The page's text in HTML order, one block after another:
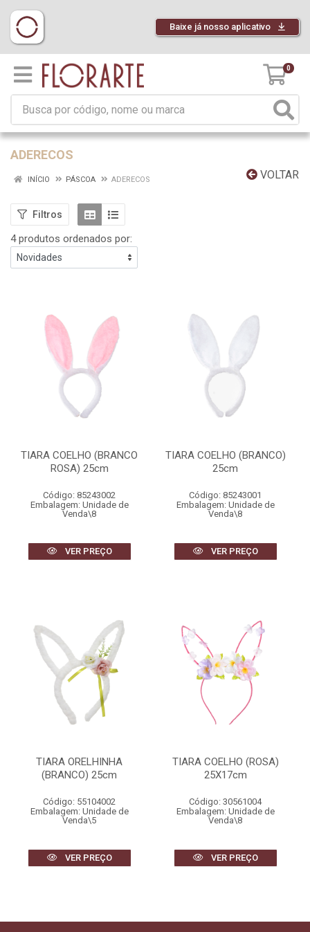
Baixe já nosso aplicativo
0
ADERECOS
VOLTAR
INÍCIO PÁSCOA ADERECOS
Filtros
4 produtos ordenados por:
TIARA COELHO (BRANCO
ROSA) 25cm
Código: 85243002
Embalagem: Unidade de
Venda\8
VER PREÇO
TIARA COELHO (BRANCO)
25cm
Código: 85243001
Embalagem: Unidade de
Venda\8
VER PREÇO
TIARA ORELHINHA
(BRANCO) 25cm
Código: 55104002
Embalagem: Unidade de
Venda\5
VER PREÇO
TIARA COELHO (ROSA)
25X17cm
Código: 30561004
Embalagem: Unidade de
Venda\8
VER PREÇO